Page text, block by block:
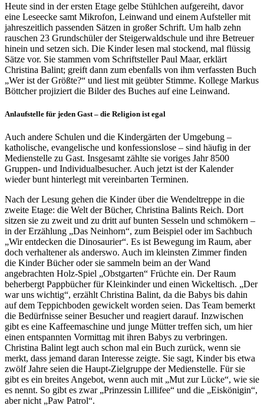
Heute sind in der ersten Etage gelbe Stühlchen aufgereiht, davor
eine Leseecke samt Mikrofon, Leinwand und einem Aufsteller mit
jahreszeitlich passenden Sätzen in großer Schrift. Um halb zehn
rauschen 23 Grundschüler der Steigerwaldschule und ihre Betreuer
hinein und setzen sich. Die Kinder lesen mal stockend, mal flüssig
Sätze vor. Sie stammen vom Schriftsteller Paul Maar, erklärt
Christina Balint; greift dann zum ebenfalls von ihm verfassten Buch
„Wer ist der Größte?“ und liest mit geübter Stimme. Kollege Markus
Böttcher projiziert die Bilder des Buches auf eine Leinwand.
Anlaufstelle für jeden Gast – die Religion ist egal
Auch andere Schulen und die Kindergärten der Umgebung –
katholische, evangelische und konfessionslose – sind häufig in der
Medienstelle zu Gast. Insgesamt zählte sie voriges Jahr 8500
Gruppen- und Individualbesucher. Auch jetzt ist der Kalender
wieder bunt hinterlegt mit vereinbarten Terminen.
Nach der Lesung gehen die Kinder über die Wendeltreppe in die
zweite Etage: die Welt der Bücher, Christina Balints Reich. Dort
sitzen sie zu zweit und zu dritt auf bunten Sesseln und schmökern –
in der Erzählung „Das Neinhorn“, zum Beispiel oder im Sachbuch
„Wir entdecken die Dinosaurier“. Es ist Bewegung im Raum, aber
doch verhaltener als anderswo. Auch im kleinsten Zimmer finden
die Kinder Bücher oder sie sammeln beim an der Wand
angebrachten Holz-Spiel „Obstgarten“ Früchte ein. Der Raum
beherbergt Pappbücher für Kleinkinder und einen Wickeltisch. „Der
war uns wichtig“, erzählt Christina Balint, da die Babys bis dahin
auf dem Teppichboden gewickelt worden seien. Das Team bemerkt
die Bedürfnisse seiner Besucher und reagiert darauf. Inzwischen
gibt es eine Kaffeemaschine und junge Mütter treffen sich, um hier
einen entspannten Vormittag mit ihren Babys zu verbringen.
Christina Balint legt auch schon mal ein Buch zurück, wenn sie
merkt, dass jemand daran Interesse zeigte. Sie sagt, Kinder bis etwa
zwölf Jahre seien die Haupt-Zielgruppe der Medienstelle. Für sie
gibt es ein breites Angebot, wenn auch mit „Mut zur Lücke“, wie sie
es nennt. So gibt es zwar „Prinzessin Lillifee“ und die „Eiskönigin“,
aber nicht „Paw Patrol“.